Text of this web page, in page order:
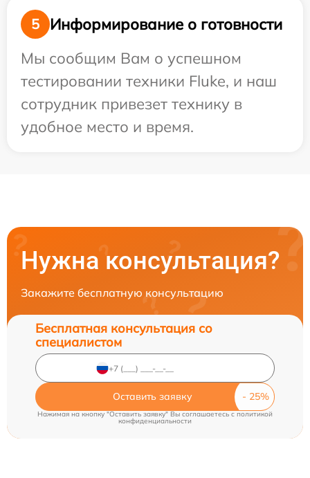
5
Информирование о готовности
Мы сообщим Вам о успешном
тестировании техники Fluke, и наш
сотрудник привезет технику в
удобное место и время.
Нужна консультация?
Закажите бесплатную консультацию
Бесплатная консультация со
специалистом
Оставить заявку
Нажимая на кнопку "Оставить заявку" Вы соглашаетесь cполитикой
конфиденциальности